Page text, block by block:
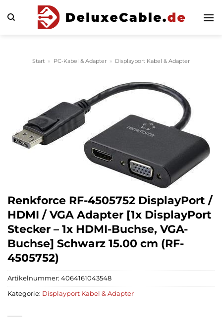
Inhalt
Start » PC-Kabel & Adapter » Displayport Kabel & Adapter
Renkforce RF-4505752 DisplayPort /
HDMI / VGA Adapter [1x DisplayPort
Stecker – 1x HDMI-Buchse, VGA-
Buchse] Schwarz 15.00 cm (RF-
4505752)
Artikelnummer: 4064161043548
Kategorie: Displayport Kabel & Adapter